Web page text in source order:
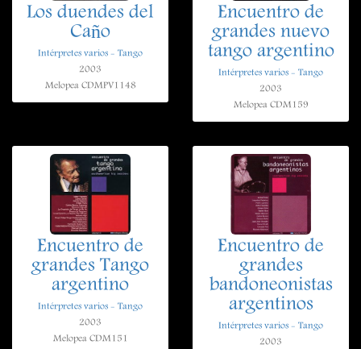
Los duendes del
Caño
Intérpretes varios - Tango
2003
Melopea CDMPV1148
Encuentro de
grandes nuevo
tango argentino
Intérpretes varios - Tango
2003
Melopea CDM159
Encuentro de
grandes Tango
argentino
Intérpretes varios - Tango
2003
Melopea CDM151
Encuentro de
grandes
bandoneonistas
argentinos
Intérpretes varios - Tango
2003